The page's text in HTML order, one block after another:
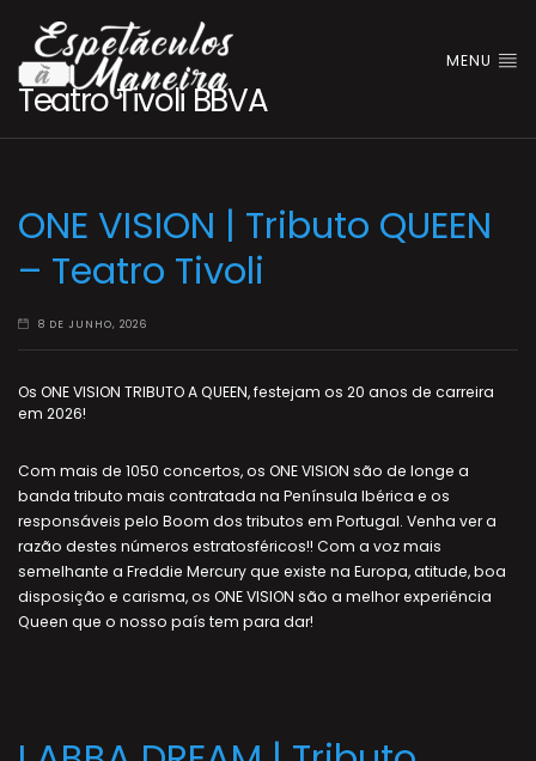
MENU
Teatro Tivoli BBVA
ONE VISION | Tributo QUEEN
– Teatro Tivoli
8 DE JUNHO, 2026
Os ONE VISION TRIBUTO A QUEEN, festejam os 20 anos de carreira
em 2026!
Com mais de 1050 concertos, os ONE VISION são de longe a
banda tributo mais contratada na Península Ibérica e os
responsáveis pelo Boom dos tributos em Portugal. Venha ver a
razão destes números estratosféricos!! Com a voz mais
semelhante a Freddie Mercury que existe na Europa, atitude, boa
disposição e carisma, os ONE VISION são a melhor experiência
Queen que o nosso país tem para dar!